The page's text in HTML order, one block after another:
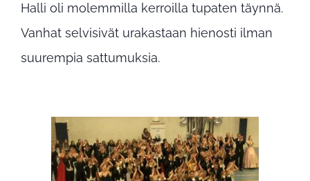
Halli oli molemmilla kerroilla tupaten täynnä.
Vanhat selvisivät urakastaan hienosti ilman
suurempia sattumuksia.